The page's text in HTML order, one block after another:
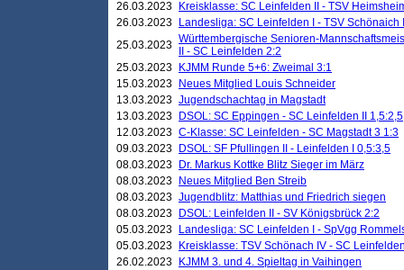
26.03.2023
Kreisklasse: SC Leinfelden II - TSV
26.03.2023
Landesliga: SC Leinfelden I - TSV Schönaich
25.03.2023 Württembergische Senioren-
II - SC Leinfelden 2:2
25.03.2023
KJMM Runde 5+6: Zweimal 3:1
15.03.2023
Neues Mitglied Louis Schneider
13.03.2023 Jugendschachtag in Magstadt
13.03.2023
DSOL: SC Eppingen - SC Leinfelden II 1,5:2,5
12.03.2023 C-Klasse: SC Leinfelden - SC Magstadt 3 1:3
09.03.2023
DSOL: SF Pfullingen II - Leinfelden I 0,5:3,5
08.03.2023
Dr. Markus Kottke Blitz Sieger im März
08.03.2023
Neues Mitglied Ben Streib
08.03.2023 Jugendblitz: Matthias und Friedrich siegen
08.03.2023
DSOL: Leinfelden II - SV Königsbrück 2:2
05.03.2023
Landesliga: SC Leinfelden I - SpVgg
05.03.2023
Kreisklasse: TSV Schönach IV - SC
26.02.2023
KJMM 3. und 4. Spieltag in Vaihingen